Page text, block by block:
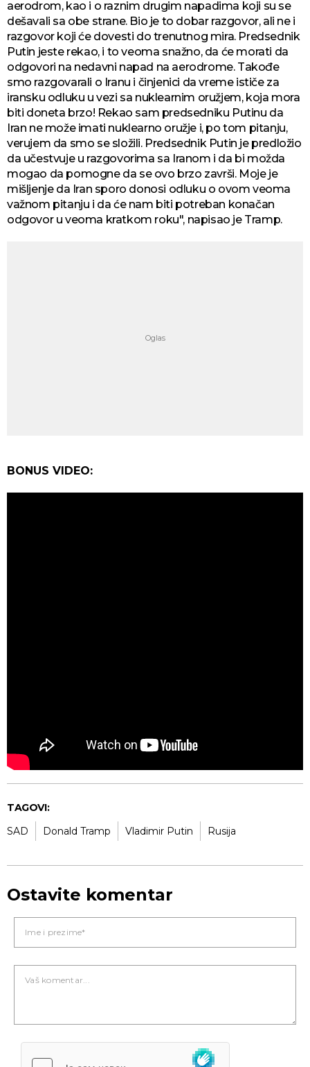
aerodrom, kao i o raznim drugim napadima koji su se
dešavali sa obe strane. Bio je to dobar razgovor, ali ne i
razgovor koji će dovesti do trenutnog mira. Predsednik
Putin jeste rekao, i to veoma snažno, da će morati da
odgovori na nedavni napad na aerodrome. Takođe
smo razgovarali o Iranu i činjenici da vreme ističe za
iransku odluku u vezi sa nuklearnim oružjem, koja mora
biti doneta brzo! Rekao sam predsedniku Putinu da
Iran ne može imati nuklearno oružje i, po tom pitanju,
verujem da smo se složili. Predsednik Putin je predložio
da učestvuje u razgovorima sa Iranom i da bi možda
mogao da pomogne da se ovo brzo završi. Moje je
mišljenje da Iran sporo donosi odluku o ovom veoma
važnom pitanju i da će nam biti potreban konačan
odgovor u veoma kratkom roku", napisao je Tramp.
BONUS VIDEO:
TAGOVI:
SAD
Donald Tramp Vladimir Putin Rusija
Ostavite komentar